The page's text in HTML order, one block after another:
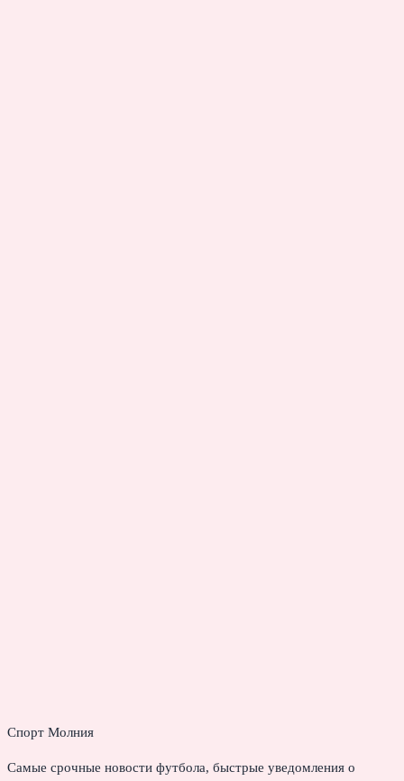
Спорт Молния
Самые срочные новости футбола, быстрые уведомления о